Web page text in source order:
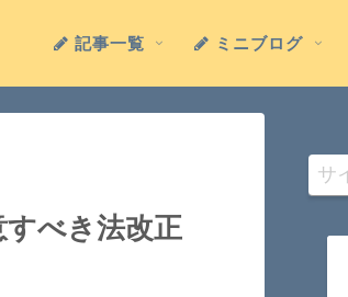
記事一覧 ミニブログ
すべき法改正